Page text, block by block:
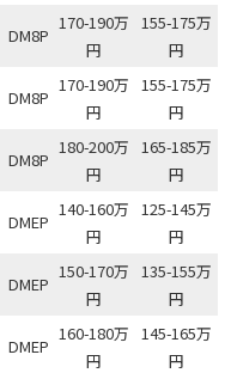
DM8P
170-190万
円
155-175万
円
DM8P
170-190万
円
155-175万
円
DM8P
180-200万
円
165-185万
円
DMEP
140-160万
円
125-145万
円
DMEP
150-170万
円
135-155万
円
DMEP
160-180万
円
145-165万
円